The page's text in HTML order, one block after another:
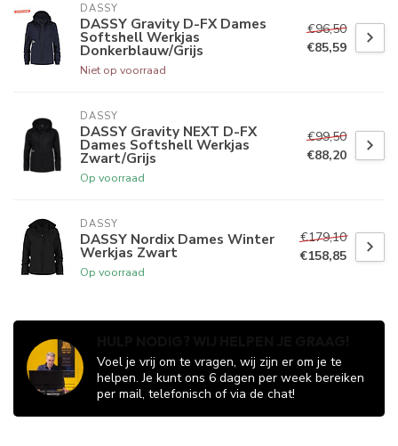
DASSY
DASSY Gravity D-FX Dames
Softshell Werkjas
Donkerblauw/Grijs
Niet op voorraad
€96,50
€85,59
DASSY
DASSY Gravity NEXT D-FX
Dames Softshell Werkjas
Zwart/Grijs
Op voorraad
€99,50
€88,20
DASSY
DASSY Nordix Dames Winter
Werkjas Zwart
Op voorraad
€179,10
€158,85
Voel je vrij om te vragen, wij zijn er om je te
helpen. Je kunt ons 6 dagen per week bereiken
per mail, telefonisch of via de chat!